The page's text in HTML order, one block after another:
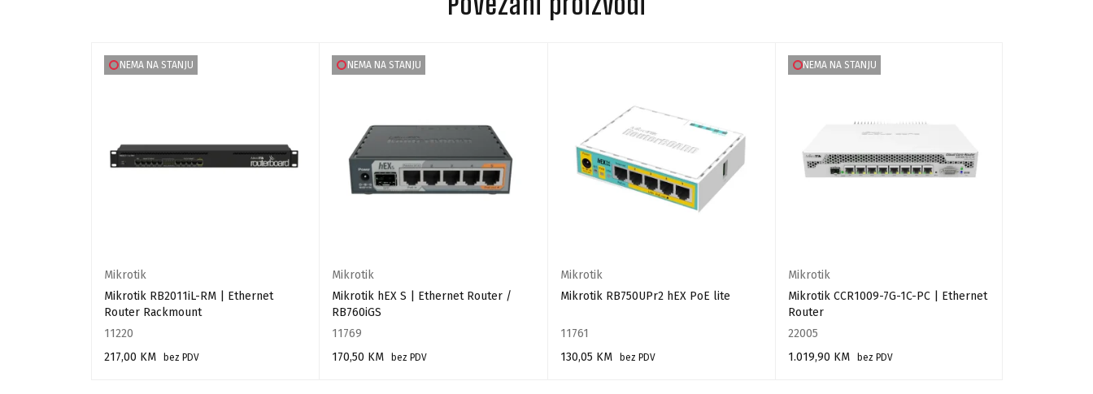
NEMA NA STANJU
Mikrotik
Mikrotik RB2011iL-RM | Ethernet
Router Rackmount
11220
217,00 KM
bez PDV
NEMA NA STANJU
Mikrotik
Mikrotik hEX S | Ethernet Router /
RB760iGS
11769
170,50 KM
bez PDV
Mikrotik
Mikrotik RB750UPr2 hEX PoE lite
11761
130,05 KM
bez PDV
NEMA NA STANJU
Mikrotik
Mikrotik CCR1009-7G-1C-PC | Ethernet
Router
22005
1.019,90 KM
bez PDV